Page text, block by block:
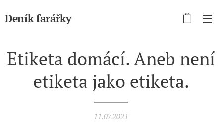
Deník farářky
Etiketa domácí. Aneb není
etiketa jako etiketa.
11.07.2021